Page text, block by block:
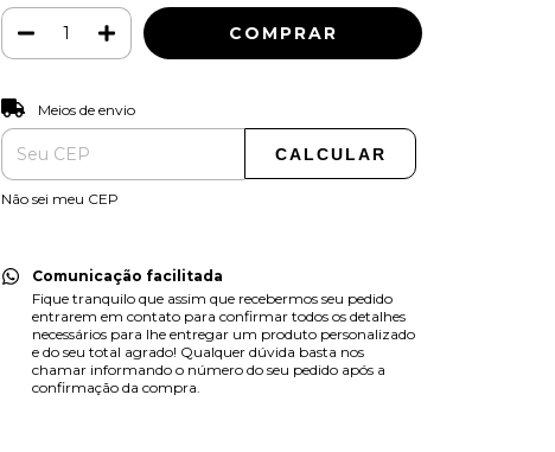
Entregas para o CEP:
Meios de envio
CALCULAR
Não sei meu CEP
Comunicação facilitada
Fique tranquilo que assim que recebermos seu pedido
entrarem em contato para confirmar todos os detalhes
necessários para lhe entregar um produto personalizado
e do seu total agrado! Qualquer dúvida basta nos
chamar informando o número do seu pedido após a
confirmação da compra.